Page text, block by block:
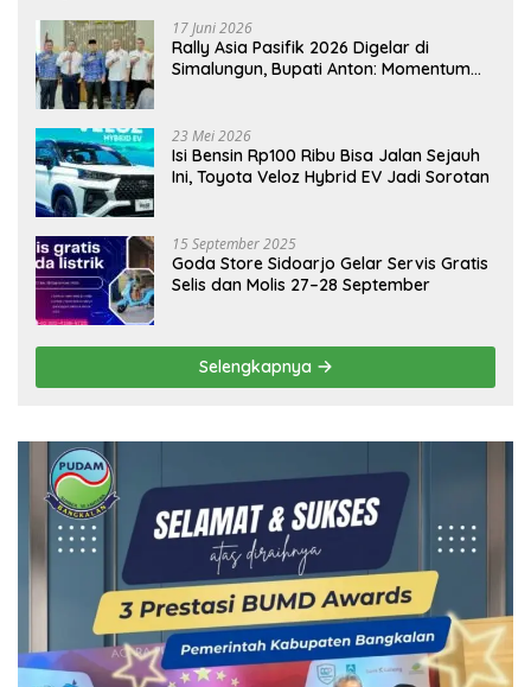
17 Juni 2026
Rally Asia Pasifik 2026 Digelar di
Simalungun, Bupati Anton: Momentum
23 Mei 2026
Isi Bensin Rp100 Ribu Bisa Jalan Sejauh
Ini, Toyota Veloz Hybrid EV Jadi Sorotan
15 September 2025
Goda Store Sidoarjo Gelar Servis Gratis
Selis dan Molis 27–28 September
Selengkapnya